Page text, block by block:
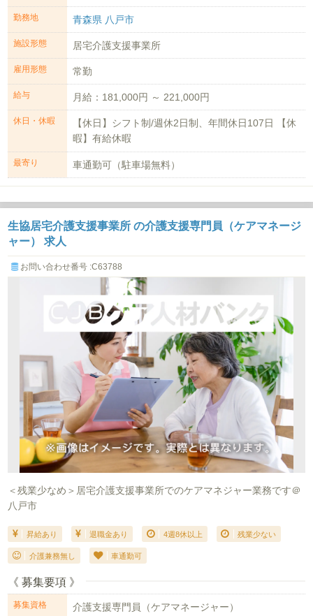
勤務地 青森県 八戸市
施設形態 居宅介護支援事業所
雇用形態 常勤
給与 月給：181,000円 ～ 221,000円
休日・休暇
【休日】シフト制/週休2日制、年間休日107日 【休
暇】有給休暇
最寄り 車通勤可（駐車場無料）
生協居宅介護支援事業所 の介護支援専門員（ケアマネージ
ャー） 求人
お問い合わせ番号 :C63788
＜残業少なめ＞居宅介護支援事業所でのケアマネジャー業務です＠
八戸市
昇給あり 退職金あり 4週8休以上 残業少ない
介護兼務無し 車通勤可
《 募集要項 》
募集資格 介護支援専門員（ケアマネージャー）